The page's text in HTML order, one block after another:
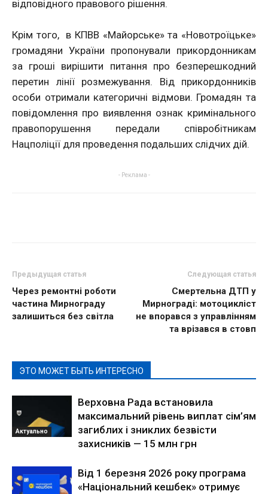
відповідного правового рішення.
Крім того, в КПВВ «Майорське» та «Новотроїцьке»
громадяни України пропонували прикордонникам
за гроші вирішити питання про безперешкодний
перетин лінії розмежування. Від прикордонників
особи отримали категоричні відмови. Громадян та
повідомлення про виявлення ознак кримінального
правопорушення передали співробітникам
Нацполіції для проведення подальших слідчих дій.
- Реклама -
Предыдущая статья
Через ремонтні роботи
частина Мирнограду
залишиться без світла
Следующая статья
Смертельна ДТП у
Мирнограді: мотоцикліст
не впорався з управлінням
та врізався в стовп
ЭТО МОЖЕТ БЫТЬ ИНТЕРЕСНО
Актуально
Верховна Рада встановила
максимальний рівень виплат сім’ям
загиблих і зниклих безвісти
захисників — 15 млн грн
Від 1 березня 2026 року програма
«Національний кешбек» отримує